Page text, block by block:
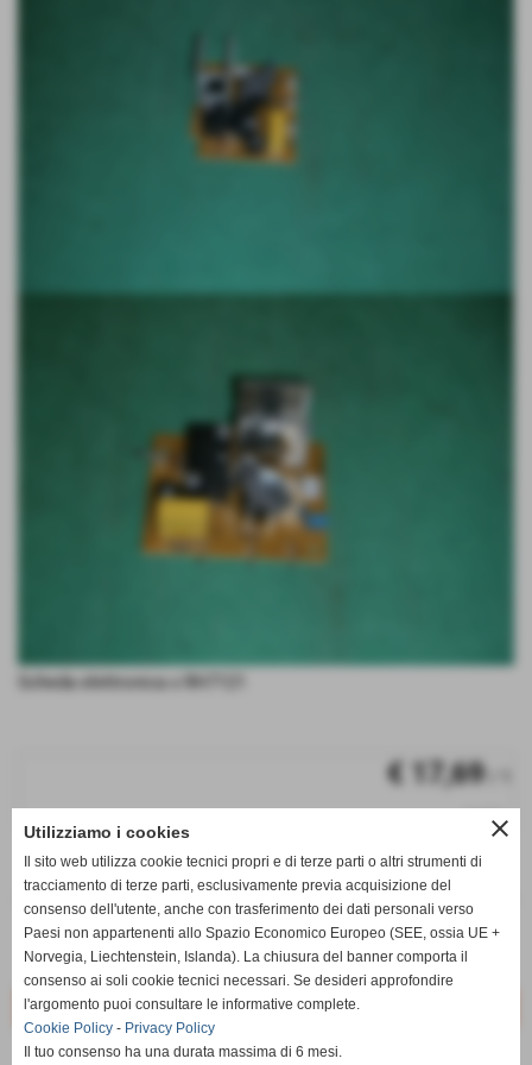
Scheda elettronica x RH7121
€ 17,69
q.tà
remove_circle
RS-RH4873
Disponibile
close
Utilizziamo i cookies
Il sito web utilizza cookie tecnici propri e di terze parti o altri strumenti di
tracciamento di terze parti, esclusivamente previa acquisizione del
consenso dell'utente, anche con trasferimento dei dati personali verso
Paesi non appartenenti allo Spazio Economico Europeo (SEE, ossia UE +
Norvegia, Liechtenstein, Islanda). La chiusura del banner comporta il
consenso ai soli cookie tecnici necessari. Se desideri approfondire
l'argomento puoi consultare le informative complete.
Cookie Policy - Privacy Policy
Il tuo consenso ha una durata massima di 6 mesi.